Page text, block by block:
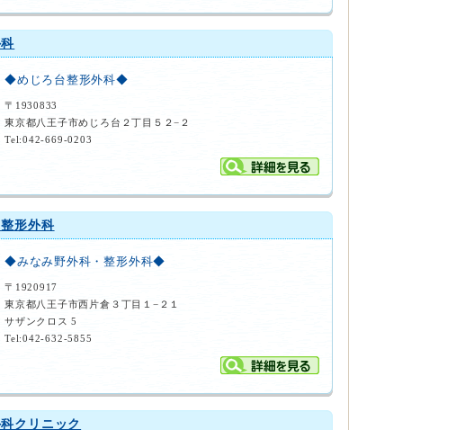
◆めじろ台整形外科◆
〒1930833
東京都八王子市めじろ台２丁目５２−２
Tel:042-669-0203
形外科
◆みなみ野外科・整形外科◆
〒1920917
東京都八王子市西片倉３丁目１−２１
サザンクロス 5
Tel:042-632-5855
クリニック